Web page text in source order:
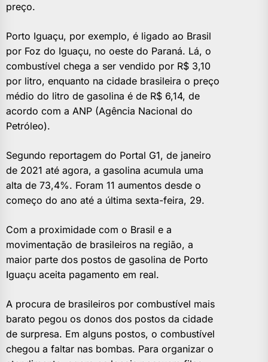
preço.
Porto Iguaçu, por exemplo, é ligado ao Brasil
por Foz do Iguaçu, no oeste do Paraná. Lá, o
combustível chega a ser vendido por R$ 3,10
por litro, enquanto na cidade brasileira o preço
médio do litro de gasolina é de R$ 6,14, de
acordo com a ANP (Agência Nacional do
Petróleo).
Segundo reportagem do Portal G1, de janeiro
de 2021 até agora, a gasolina acumula uma
alta de 73,4%. Foram 11 aumentos desde o
começo do ano até a última sexta-feira, 29.
Com a proximidade com o Brasil e a
movimentação de brasileiros na região, a
maior parte dos postos de gasolina de Porto
Iguaçu aceita pagamento em real.
A procura de brasileiros por combustível mais
barato pegou os donos dos postos da cidade
de surpresa. Em alguns postos, o combustível
chegou a faltar nas bombas. Para organizar o